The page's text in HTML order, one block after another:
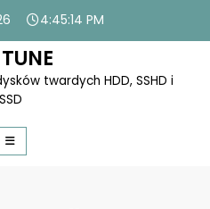
4:45:14 PM
twardych HDD, SSHD i
SSD